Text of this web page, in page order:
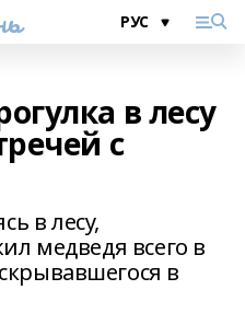
в лесу
с
в лесу,
медведя всего в
в